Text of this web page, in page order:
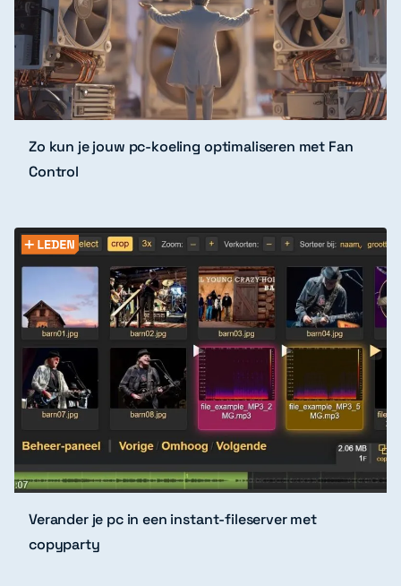
Zo kun je jouw pc-koeling optimaliseren met Fan
Control
Verander je pc in een instant-fileserver met
copyparty